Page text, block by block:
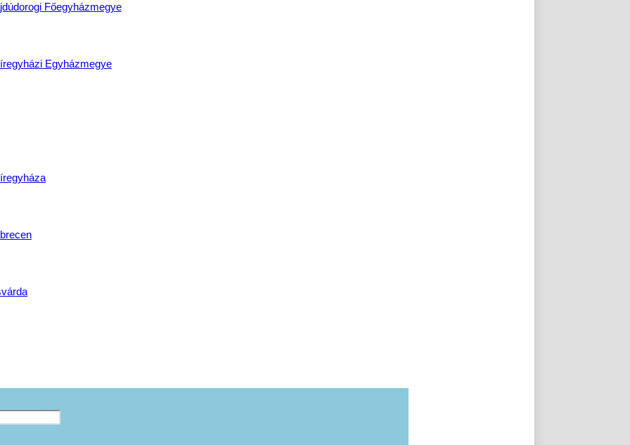
Főegyházmegye
Egyházmegye